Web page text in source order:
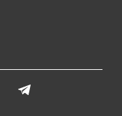
LinkedIn